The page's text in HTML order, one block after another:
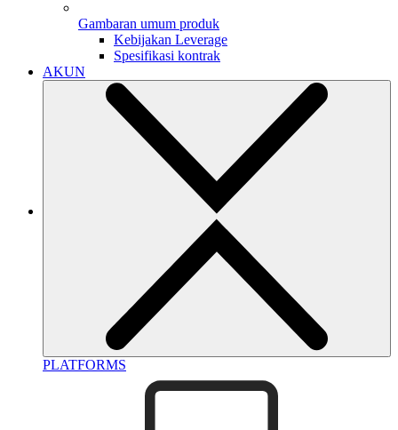
Gambaran umum produk
Kebijakan Leverage
Spesifikasi kontrak
AKUN
PLATFORMS